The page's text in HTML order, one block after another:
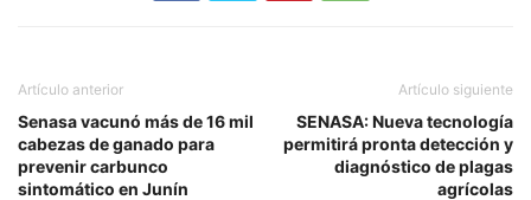
Artículo anterior
Senasa vacunó más de 16 mil
cabezas de ganado para
prevenir carbunco
sintomático en Junín
Artículo siguiente
SENASA: Nueva tecnología
permitirá pronta detección y
diagnóstico de plagas
agrícolas